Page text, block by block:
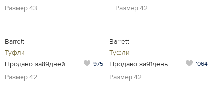
Размер:43 Размер:42
Barrett
Туфли
Продано за89дней
975
Размер:42
Barrett
Туфли
Продано за91день
1064
Размер:42